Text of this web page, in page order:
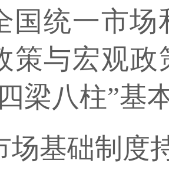
国统一市
策与宏观
梁八柱”基
础制度